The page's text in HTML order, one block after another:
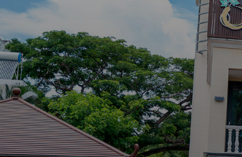
Простатит
Аденома простаты
Бесплодие
ЖЕНСКИЕ ПРОБЛЕМЫ
Миома
Эндометриоз
Цистит
Бесплодие